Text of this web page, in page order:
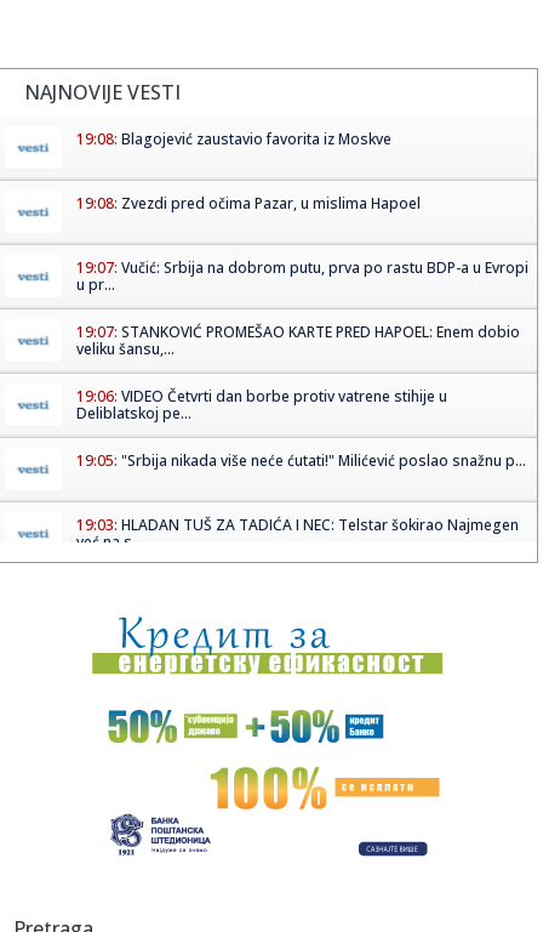
NAJNOVIJE VESTI
19:08: Blagojević zaustavio favorita iz Moskve
19:08: Zvezdi pred očima Pazar, u mislima Hapoel
19:07: Vučić: Srbija na dobrom putu, prva po rastu BDP-a u Evropi
u pr...
19:07: STANKOVIĆ PROMEŠAO KARTE PRED HAPOEL: Enem dobio
veliku šansu,...
19:06: VIDEO Četvrti dan borbe protiv vatrene stihije u
Deliblatskoj pe...
19:05: "Srbija nikada više neće ćutati!" Milićević poslao snažnu p...
19:03: HLADAN TUŠ ZA TADIĆA I NEC: Telstar šokirao Najmegen
već na s...
19:02:PSŽ ispustio prednost protiv Mančester junajteda
18:59:Pogledajte kako izgleda raskošna vila Bogoljuba Karića na
moru:...
Šok: Rumunija pobedila Srbiju košem u poslednjoj sekundi!
18:57:Vučić: "Izbori najkasnije za tri meseca"; "Važno je da se ne
čamca da se...